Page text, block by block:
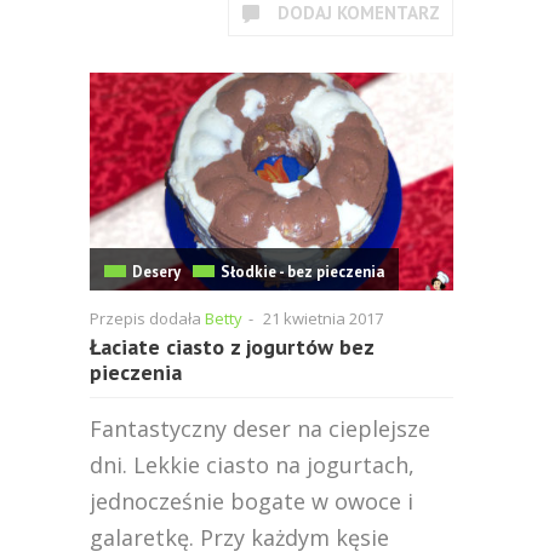
DODAJ KOMENTARZ
Desery Słodkie - bez pieczenia
Przepis dodała Betty - 21 kwietnia 2017
Łaciate ciasto z jogurtów bez
pieczenia
Fantastyczny deser na cieplejsze
dni. Lekkie ciasto na jogurtach,
jednocześnie bogate w owoce i
galaretkę. Przy każdym kęsie